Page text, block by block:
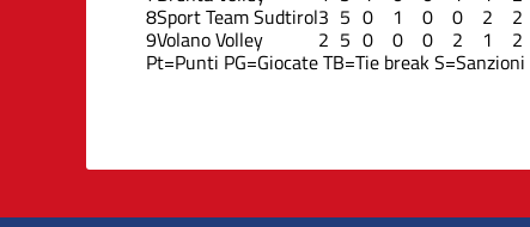
8Sport Team Sudtirol3 5 0 1 0 0 2 2
9Volano Volley 2 5 0 0 0 2 1 2
Pt=Punti PG=GiocateTB=Tie breakS=Sanzioni